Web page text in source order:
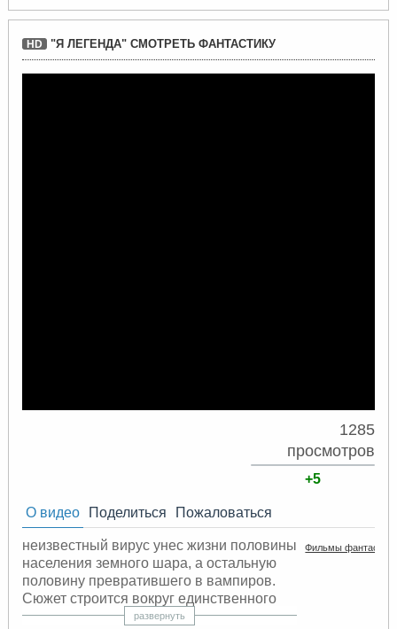
HD "Я ЛЕГЕНДА" СМОТРЕТЬ ФАНТАСТИКУ
1285
просмотров
+5
О видео Поделиться Пожаловаться
неизвестный вирус унес жизни половины
населения земного шара, а остальную
половину превратившего в вампиров.
Сюжет строится вокруг единственного
уцелевшего человека с необъяснимым
развернуть
Фильмы